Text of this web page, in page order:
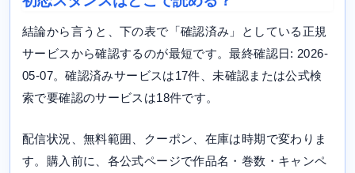
結論から言うと、下の表で「確認済み」としている正規
サービスから確認するのが最短です。最終確認日: 2026-
05-07。確認済みサービスは17件、未確認または公式検
索で要確認のサービスは18件です。
配信状況、無料範囲、クーポン、在庫は時期で変わりま
す。購入前に、各公式ページで作品名・巻数・キャンペ